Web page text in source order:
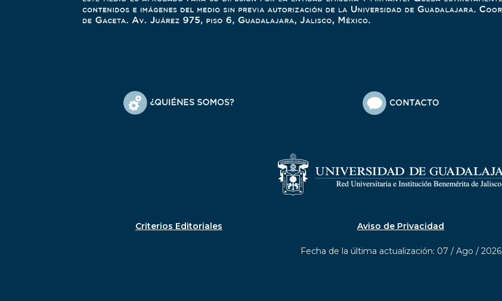
Criterios Editoriales Aviso de Privacidad
Fecha de la última actualización: 07 / Ago / 2026